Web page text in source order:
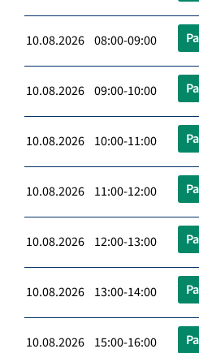
10.08.2026 08:00-09:00
10.08.2026 09:00-10:00
10.08.2026 10:00-11:00
10.08.2026 11:00-12:00
10.08.2026 12:00-13:00
10.08.2026 13:00-14:00
10.08.2026 15:00-16:00